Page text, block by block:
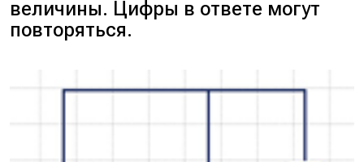
величины. Цифры в ответе могут
повторяться.